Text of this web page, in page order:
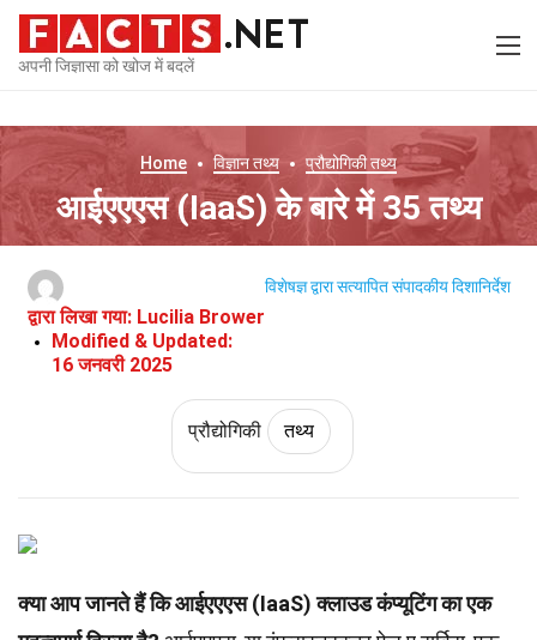
अपनी जिज्ञासा को खोज में बदलें
Home विज्ञानतथ्य प्रौद्योगिकीतथ्य
आईएएएस (IaaS) के बारे में 35 तथ्य
द्वारा लिखा गया: Lucilia Brower
Modified & Updated:
16 जनवरी 2025
विशेषज्ञ द्वारा सत्यापित संपादकीय दिशानिर्देश
प्रौद्योगिकी तथ्य
क्या आप जानते हैं कि आईएएएस (IaaS) क्लाउड कंप्यूटिंग का एक